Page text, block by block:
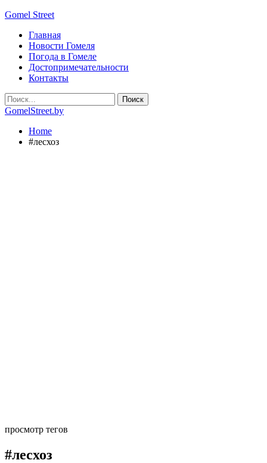
Gomel Street
Главная
Новости Гомеля
Погода в Гомеле
Достопримечательности
Контакты
GomelStreet.by
Home
#лесхоз
просмотр тегов
#лесхоз